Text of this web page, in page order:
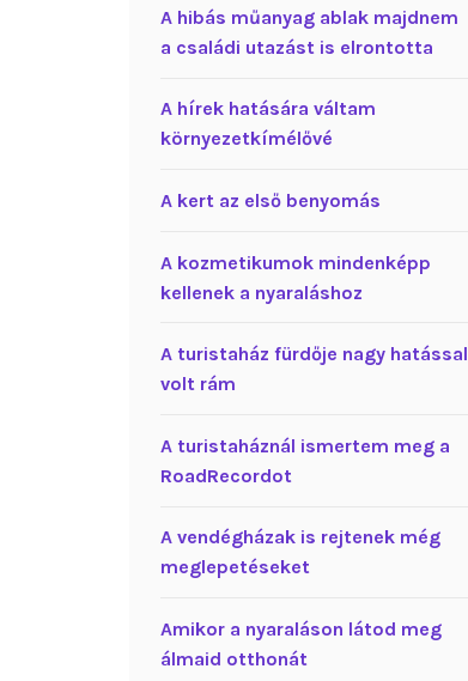
A hibás műanyag ablak majdnem
a családi utazást is elrontotta
A hírek hatására váltam
környezetkímélővé
A kert az első benyomás
A kozmetikumok mindenképp
kellenek a nyaraláshoz
A turistaház fürdője nagy hatással
volt rám
A turistaháznál ismertem meg a
RoadRecordot
A vendégházak is rejtenek még
meglepetéseket
Amikor a nyaraláson látod meg
álmaid otthonát